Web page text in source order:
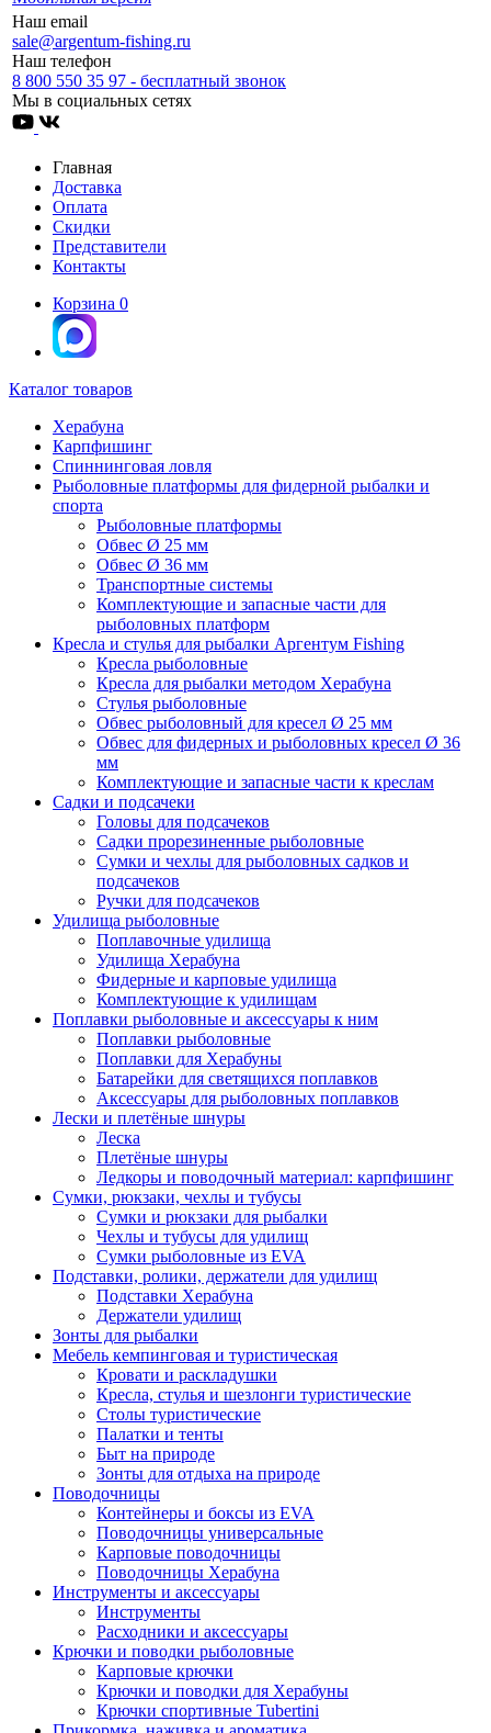
Наш email
sale@argentum-fishing.ru
Наш телефон
8 800 550 35 97 - бесплатный звонок
Мы в социальных сетях
Главная
Доставка
Оплата
Скидки
Представители
Контакты
Корзина 0
Каталог товаров
Херабуна
Карпфишинг
Спиннинговая ловля
Рыболовные платформы для фидерной рыбалки и
спорта
Рыболовные платформы
Обвес Ø 25 мм
Обвес Ø 36 мм
Транспортные системы
Комплектующие и запасные части для
рыболовных платформ
Кресла и стулья для рыбалки Аргентум Fishing
Кресла рыболовные
Кресла для рыбалки методом Херабуна
Стулья рыболовные
Обвес рыболовный для кресел Ø 25 мм
Обвес для фидерных и рыболовных кресел Ø 36
мм
Комплектующие и запасные части к креслам
Садки и подсачеки
Головы для подсачеков
Садки прорезиненные рыболовные
Сумки и чехлы для рыболовных садков и
подсачеков
Ручки для подсачеков
Удилища рыболовные
Поплавочные удилища
Удилища Херабуна
Фидерные и карповые удилища
Комплектующие к удилищам
Поплавки рыболовные и аксессуары к ним
Поплавки рыболовные
Поплавки для Херабуны
Батарейки для светящихся поплавков
Аксессуары для рыболовных поплавков
Лески и плетёные шнуры
Леска
Плетёные шнуры
Ледкоры и поводочный материал: карпфишинг
Сумки, рюкзаки, чехлы и тубусы
Сумки и рюкзаки для рыбалки
Чехлы и тубусы для удилищ
Сумки рыболовные из EVA
Подставки, ролики, держатели для удилищ
Подставки Херабуна
Держатели удилищ
Зонты для рыбалки
Мебель кемпинговая и туристическая
Кровати и раскладушки
Кресла, стулья и шезлонги туристические
Столы туристические
Палатки и тенты
Быт на природе
Зонты для отдыха на природе
Поводочницы
Контейнеры и боксы из EVA
Поводочницы универсальные
Карповые поводочницы
Поводочницы Херабуна
Инструменты и аксессуары
Инструменты
Расходники и аксессуары
Крючки и поводки рыболовные
Карповые крючки
Крючки и поводки для Херабуны
Крючки спортивные Tubertini